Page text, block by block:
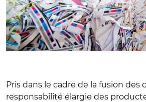
Pris dans le cadre de la fusion des
responsabilité élargie des